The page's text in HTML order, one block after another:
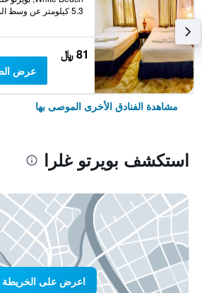
5.3 كيلومتر عن وسط المدينة
81 ﷼
عرض
مشاهدة الفنادق الأخرى الموصى بها
استكشف بويرتو غلرا
اعرض على الخريطة